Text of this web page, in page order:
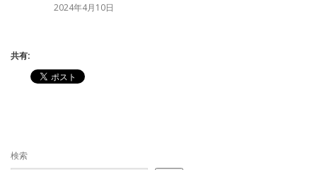
2024年4月10日
共有:
検索